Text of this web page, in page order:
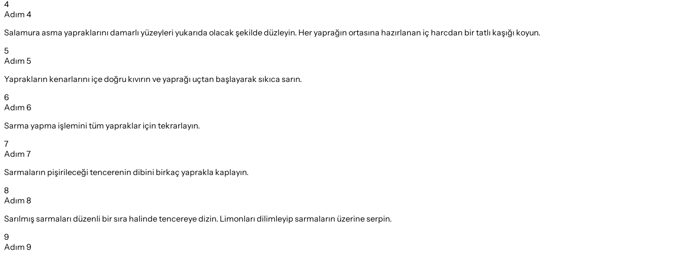
4
Adım 4
Salamura asma yapraklarını damarlı yüzeyleri yukarıda olacak şekilde düzleyin. Her yaprağın ortasına hazırlanan iç harcdan bir tatlı kaşığı koyun.
5
Adım 5
Yaprakların kenarlarını içe doğru kıvırın ve yaprağı uçtan başlayarak sıkıca sarın.
6
Adım 6
Sarma yapma işlemini tüm yapraklar için tekrarlayın.
7
Adım 7
Sarmaların pişirileceği tencerenin dibini birkaç yaprakla kaplayın.
8
Adım 8
Sarılmış sarmaları düzenli bir sıra halinde tencereye dizin. Limonları dilimleyip sarmaların üzerine serpin.
9
Adım 9